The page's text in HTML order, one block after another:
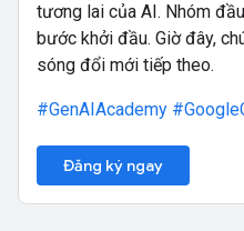
tương lai của AI. Nhóm
bước khởi đầu. Giờ đây,
sóng đổi mới tiếp theo.
#GenAIAcademy
Đăng ký ngay